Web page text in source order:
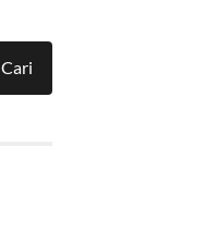
Cari